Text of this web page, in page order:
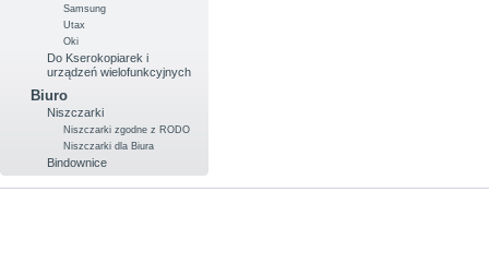
Samsung
Utax
Oki
Do Kserokopiarek i
urządzeń wielofunkcyjnych
Biuro
Niszczarki
Niszczarki zgodne z RODO
Niszczarki dla Biura
Bindownice